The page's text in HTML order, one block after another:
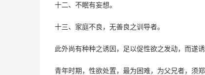
十二、不眠有妄想。
十三、家庭不良，无善良之训导者。
此外尚有种种之诱因，足以促性欲之发动，而遂
青年时期，性欲处置，最为困难，为父兄者，须